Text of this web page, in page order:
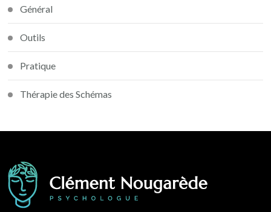
Général
Outils
Pratique
Thérapie des Schémas